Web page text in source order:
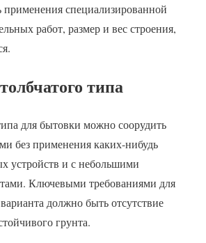
специализированной
работ, размер и вес строения,
типа
для бытовки можно соорудить
без применения каких-нибудь
устройств и с небольшими
Ключевыми требованиями для
должно быть отсутствие
грунта.